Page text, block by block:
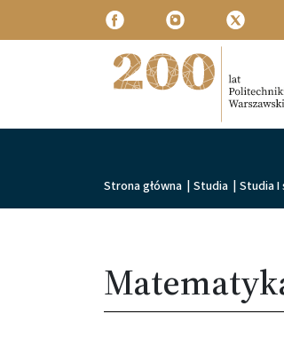
Przejdź do treści
Ścieżka
Strona główna Studia Studia I